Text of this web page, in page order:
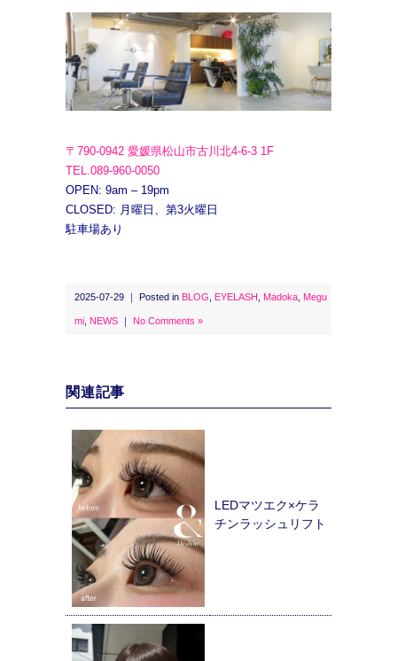
〒790-0942 愛媛県松山市古川北4-6-3 1F
TEL.089-960-0050
OPEN: 9am – 19pm
CLOSED: 月曜日、第3火曜日
駐車場あり
2025-07-29 ｜ Posted in BLOG EYELASH Madoka Megu
mi NEWS ｜ No Comments »
関連記事
LEDマツエク×ケラ
チンラッシュリフト